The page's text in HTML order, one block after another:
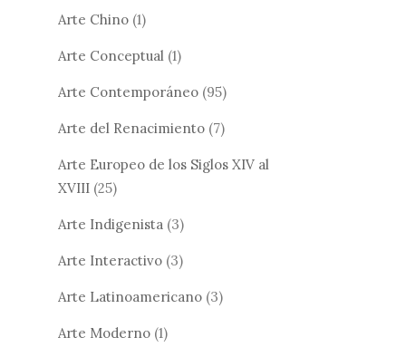
Arte Chino (1)
Arte Conceptual (1)
Arte Contemporáneo (95)
Arte del Renacimiento (7)
Arte Europeo de los Siglos XIV al
XVIII (25)
Arte Indigenista (3)
Arte Interactivo (3)
Arte Latinoamericano (3)
Arte Moderno (1)